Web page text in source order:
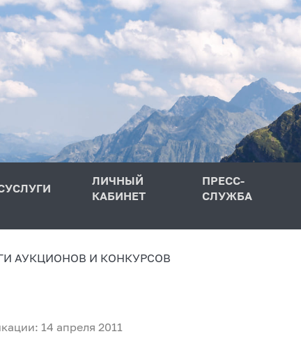
ЛИЧНЫЙ
КАБИНЕТ
ПРЕСС-
СЛУЖБА
АУКЦИОНОВ И КОНКУРСОВ
14 апреля 2011